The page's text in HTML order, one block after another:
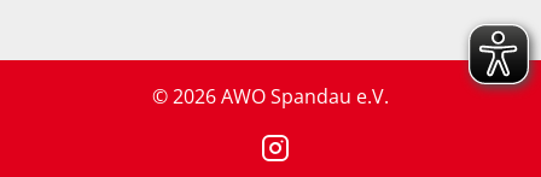
© 2026 AWO Spandau e.V.